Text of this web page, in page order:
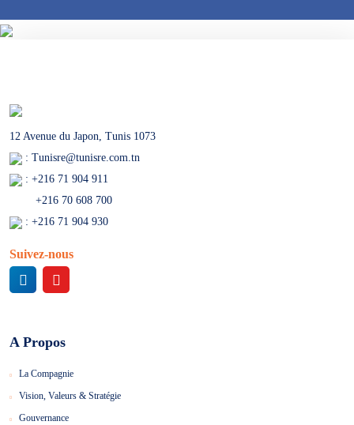
12 Avenue du Japon, Tunis 1073
: Tunisre@tunisre.com.tn
: +216 71 904 911
+216 70 608 700
: +216 71 904 930
Suivez-nous
A Propos
La Compagnie
Vision, Valeurs & Stratégie
Gouvernance